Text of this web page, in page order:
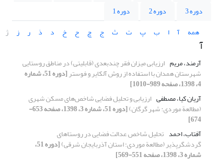
دوره 3
دوره 2
دوره 1
همه
آ ا ب پ ت ث ج چ ح خ د ذ ر ز ژ
آ
آرمند، مریم ارزیابی میزان فقر چندبعدی (قابلیتی) در مناطق روستایی
شهرستان همدان با استفاده از روش آلکایر و فوستر [دوره 51، شماره
4، 1398، صفحه 989-1010]
آریان کیا، مصطفی ارزیابی و تحلیل فضایی شاخص‌های مسکن شهری
(مطالعة موردی: شهر گرگان) [دوره 51، شماره 3، 1398، صفحه 653-
674]
آفتاب، احمد تحلیل شاخص عدالت فضایی در روستاهای
گردشگرپذیر (مطالعة موردی: استان آذربایجان شرقی) [دوره 51،
شماره 3، 1398، صفحه 551-569]